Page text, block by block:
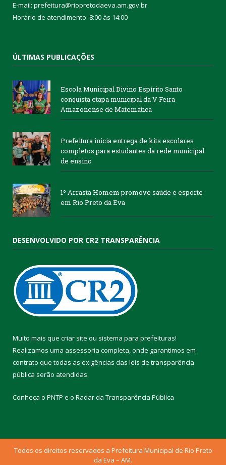
E-mail: prefeitura@riopretodaeva.am.gov.br
Horário de atendimento: 8:00 às 14:00
ÚLTIMAS PUBLICAÇÕES
Escola Municipal Divino Espírito Santo
conquista etapa municipal da V Feira
Amazonense de Matemática
Prefeitura inicia entrega de kits escolares
completos para estudantes da rede municipal
de ensino
1º Arrasta Homem promove saúde e esporte
em Rio Preto da Eva
DESENVOLVIDO POR CR2 TRANSPARÊNCIA
Muito mais que criar site ou sistema para prefeituras!
Realizamos uma assessoria completa, onde garantimos em
contrato que todas as exigências das leis de transparência
pública serão atendidas.
Conheça o PNTP e o Radar da Transparência Pública
Todos os direitos reservados a Prefeitura Municipal de Rio Preto
da Eva – AM.